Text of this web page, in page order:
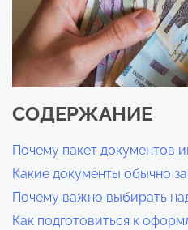
СОДЕРЖАНИЕ
Почему пакет документов
Какие документы обычно
Почему важно выбирать
Как подготовиться к